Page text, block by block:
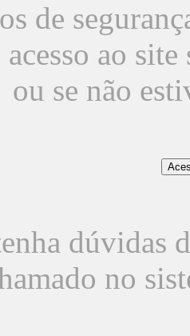
de
acesso ao
ou se não
dúvidas
no